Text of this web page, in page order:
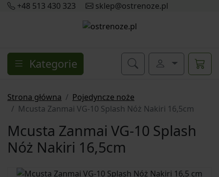
+48 513 430 323 sklep@ostrenoze.pl
Kategorie
Strona główna
Pojedyncze noże
Mcusta Zanmai VG-10 Splash Nóż Nakiri 16,5cm
Mcusta Zanmai VG-10 Splash
Nóż Nakiri 16,5cm